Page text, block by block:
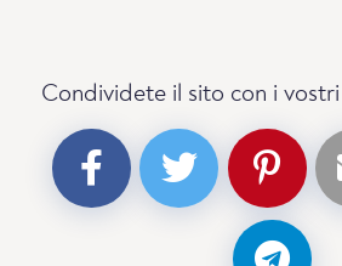
Condividete il sito con i